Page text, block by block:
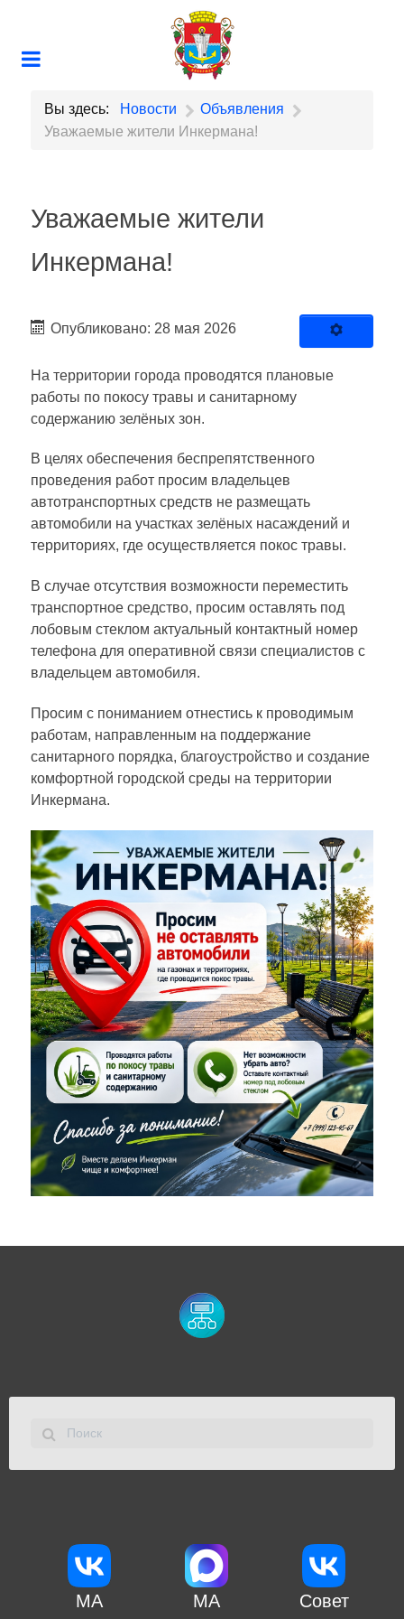
Вы здесь: Новости
Объявления
Уважаемые жители Инкермана!
Уважаемые жители
Инкермана!
Опубликовано: 28 мая 2026
На территории города проводятся плановые
работы по покосу травы и санитарному
содержанию зелёных зон.
В целях обеспечения беспрепятственного
проведения работ просим владельцев
автотранспортных средств не размещать
автомобили на участках зелёных насаждений и
территориях, где осуществляется покос травы.
В случае отсутствия возможности переместить
транспортное средство, просим оставлять под
лобовым стеклом актуальный контактный номер
телефона для оперативной связи специалистов с
владельцем автомобиля.
Просим с пониманием отнестись к проводимым
работам, направленным на поддержание
санитарного порядка, благоустройство и создание
комфортной городской среды на территории
Инкермана.
МА
МА
Совет